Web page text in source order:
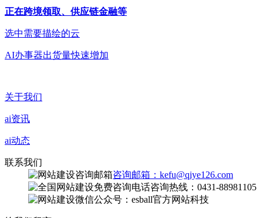
正在跨境领取、供应链金融等
选中需要描绘的云
AI办事器出货量快速增加
关于我们
ai资讯
ai动态
联系我们
咨询邮箱：kefu@qiye126.com
咨询热线：0431-88981105
微信公众号：esball官方网站科技